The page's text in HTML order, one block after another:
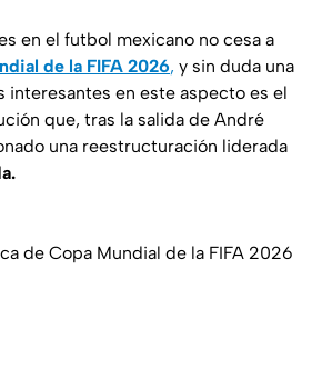
en el futbol mexicano no cesa a
de la FIFA 2026, y sin duda una
interesantes en este aspecto es el
que, tras la salida de André
una reestructuración liderada
de Copa Mundial de la FIFA 2026